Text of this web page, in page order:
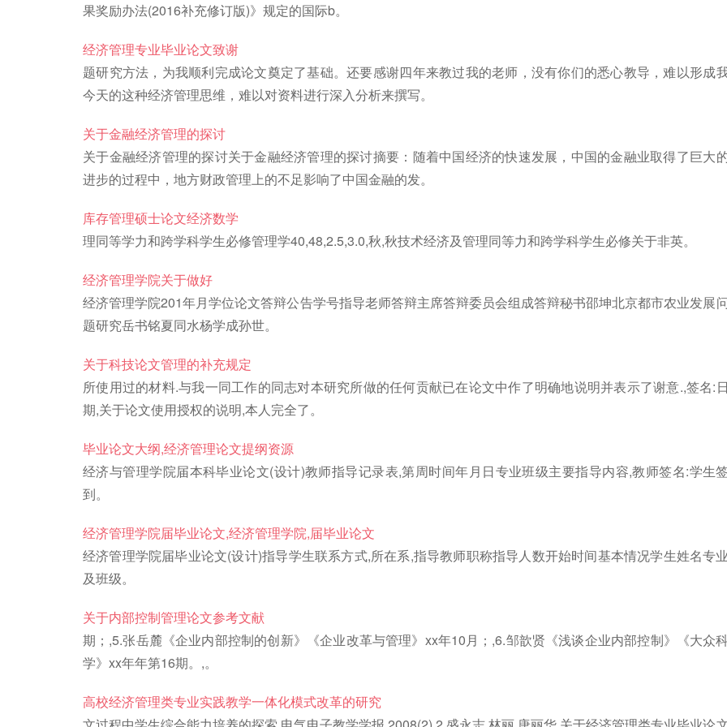
果奖励办法(2016补充修订版)》规定的国际b。
经济管理专业毕业论文致谢
题研究方法，为我顺利完成论文奠定了基础。还要感谢四年来教过我的老师，没有你们的悉心教导，难以形成
今天的这种经济管理思维，难以对资料进行深入分析来撰写。
关于金融经济管理的探讨
关于金融经济管理的探讨关于金融经济管理的探讨摘要：随着中国经济的快速发展，中国的金融业取得了巨大
进步的过程中，地方财政管理上的不足影响了中国金融的发。
库存管理硕士论文经济数学
理同等学力和跨学科学生必修管理学40,48,2.5,3.0,秋,秋技术经济及管理同等力和跨学科学生必修关于非英。
经济管理学院关于做好
经济管理学院201年月学位论文答辩公告学号指导老师答辩主席答辩委员会组成答辩秘书邵坤北京都市农业发展
题研究岳书铭夏同水杨学成孙世。
关于科技论文管理的补充规定
所使用过的材料.与我一同工作的同志对本研究所做的任何贡献已在论文中作了明确地说明并表示了谢意.,签名:日
期,关于论文使用授权的说明,本人完全了。
毕业论文大纲,经济管理论文提纲资源
经济与管理学院届本科毕业论文(设计)教师指导记录表,第周时间年月日专业班级主要指导内容,教师签名:学生
到。
经济管理学院届毕业论文,经济管理学院,届毕业论文
经济管理学院届毕业论文(设计)指导学生联系方式,所在系,指导教师职称指导人数开始时间基本情况学生姓名专业
及班级。
关于内部控制管理论文参考文献
期；,5.张岳麓《企业内部控制的创新》《企业改革与管理》xx年10月；,6.邹歆贤《浅谈企业内部控制》《大众
学》xx年年第16期。,。
高校经济管理类专业实践教学一体化模式改革的研究